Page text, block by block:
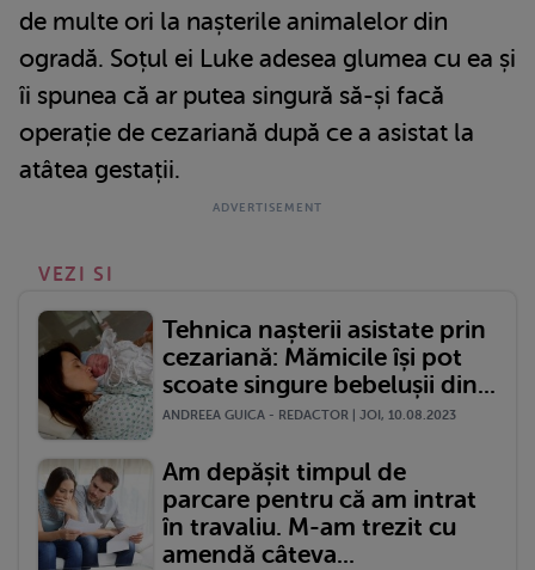
de multe ori la nașterile animalelor din
ogradă. Soțul ei Luke adesea glumea cu ea și
îi spunea că ar putea singură să-și facă
operație de cezariană după ce a asistat la
atâtea gestații.
VEZI SI
Tehnica nașterii asistate prin
cezariană: Mămicile își pot
scoate singure bebelușii din...
ANDREEA GUICA - REDACTOR | JOI, 10.08.2023
Am depășit timpul de
parcare pentru că am intrat
în travaliu. M-am trezit cu
amendă câteva...